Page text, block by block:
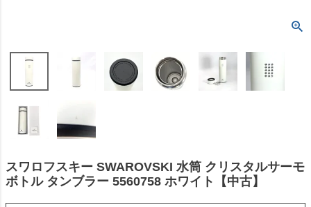
スワロフスキー SWAROVSKI 水筒 クリスタルサーモ
ボトル タンブラー 5560758 ホワイト【中古】